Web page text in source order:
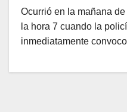
Ocurrió en la mañana
la hora 7 cuando la
inmediatamente